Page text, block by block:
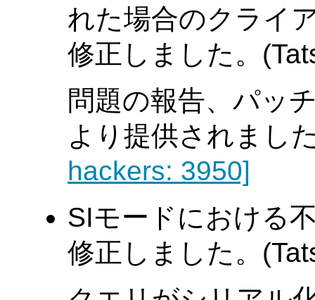
れた場合のクライ
修正しました。
問題の報告、パッ
より提供されまし
hackers: 3950]
SIモードにおける
修正しました。